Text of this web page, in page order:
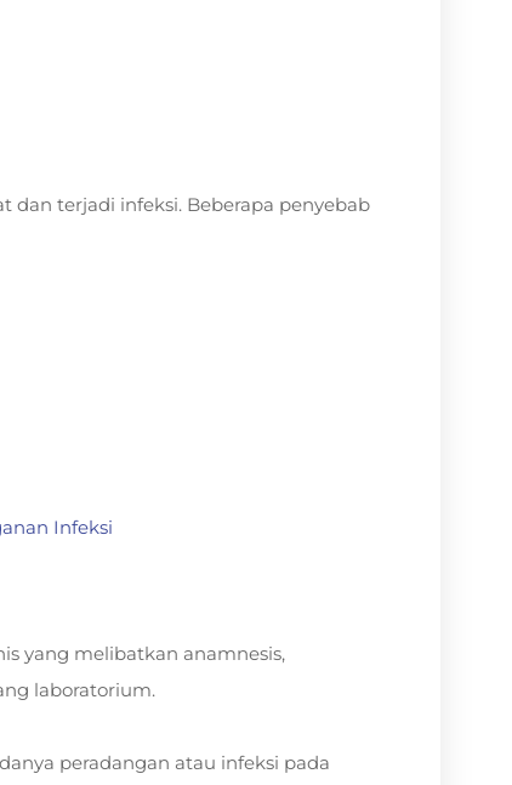
dan terjadi infeksi. Beberapa penyebab
Infeksi
yang melibatkan anamnesis,
laboratorium.
peradangan atau infeksi pada